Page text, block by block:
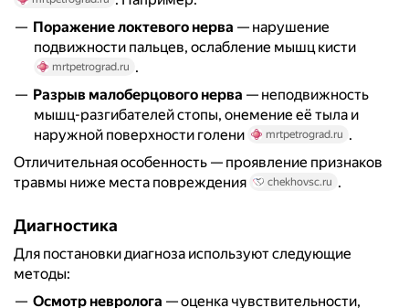
Поражение локтевого нерва — нарушение
подвижности пальцев, ослабление мышц кисти
mrtpetrograd.ru .
Разрыв малоберцового нерва — неподвижность
мышц-разгибателей стопы, онемение её тыла и
наружной поверхности голени
mrtpetrograd.ru .
Отличительная особенность — проявление признаков
травмы ниже места повреждения
chekhovsc.ru .
Диагностика
Для постановки диагноза используют следующие
методы:
Осмотр невролога — оценка чувствительности,